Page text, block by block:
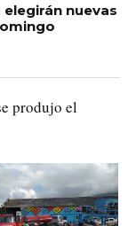
elegirán nuevas
produjo el